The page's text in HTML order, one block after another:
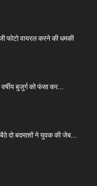
फोटो वायरल करने की धमकी
बुजुर्ग को फंसा कर...
दो बदमाशों ने युवक की जेब...